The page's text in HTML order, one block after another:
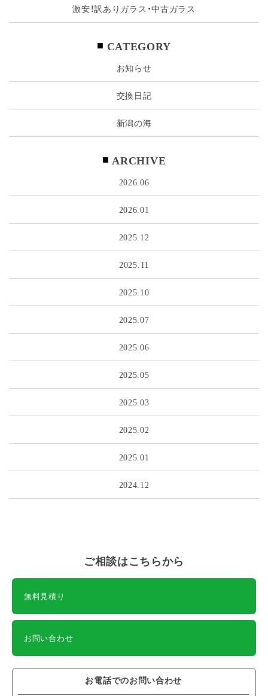
激安！訳ありガラス・中古ガラス
CATEGORY
お知らせ
交換日記
新潟の海
ARCHIVE
2026.06
2026.01
2025.12
2025.11
2025.10
2025.07
2025.06
2025.05
2025.03
2025.02
2025.01
2024.12
ご相談はこちらから
無料見積り
お問い合わせ
お電話でのお問い合わせ